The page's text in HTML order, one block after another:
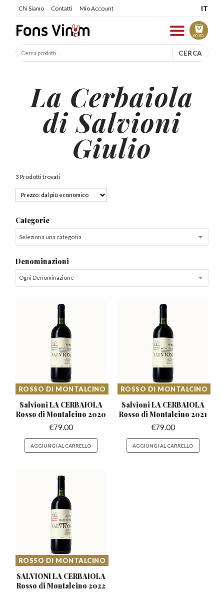
Chi Siamo Contatti Mio Account IT
€0.00
CERCA
La Cerbaiola
di Salvioni
Giulio
3 Prodotti trovati
Categorie
Seleziona una categoria
Denominazioni
Ogni Denominazione
ROSSO DI MONTALCINO
Salvioni LA CERBAIOLA
Rosso di Montalcino 2020
€79.00
AGGIUNGI AL CARRELLO
ROSSO DI MONTALCINO
Salvioni LA CERBAIOLA
Rosso di Montalcino 2021
€79.00
AGGIUNGI AL CARRELLO
ROSSO DI MONTALCINO
SALVIONI LA CERBAIOLA
Rosso di Montalcino 2022